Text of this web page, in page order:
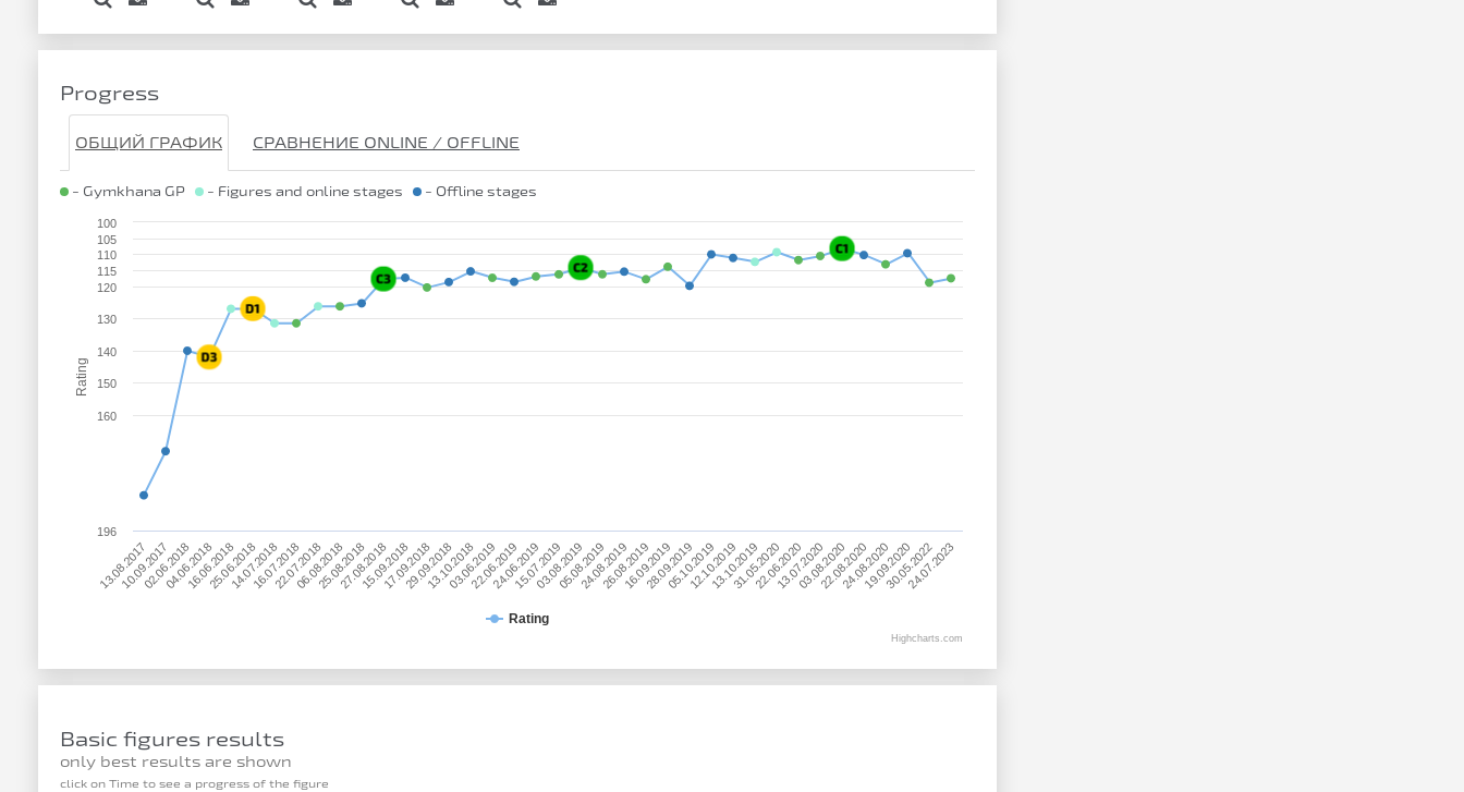
Progress
ОБЩИЙ ГРАФИК СРАВНЕНИЕ ONLINE / OFFLINE
- Gymkhana GP - Figures and online stages - Offline stages
Rating
Rating
13.08.2017
10.09.2017
02.06.2018
04.06.2018
16.06.2018
25.06.2018
14.07.2018
16.07.2018
22.07.2018
06.08.2018
25.08.2018
27.08.2018
15.09.2018
17.09.2018
29.09.2018
13.10.2018
03.06.2019
22.06.2019
24.06.2019
15.07.2019
03.08.2019
05.08.2019
24.08.2019
26.08.2019
16.09.2019
28.09.2019
05.10.2019
12.10.2019
13.10.2019
31.05.2020
22.06.2020
13.07.2020
03.08.2020
22.08.2020
24.08.2020
19.09.2020
30.05.2022
24.07.2023
100
105
110
115
120
130
140
150
160
196
Highcharts.com
Basic figures results
only best results are shown
click on Time to see a progress of the figure